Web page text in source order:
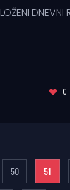
DNEVNI
0
50 51